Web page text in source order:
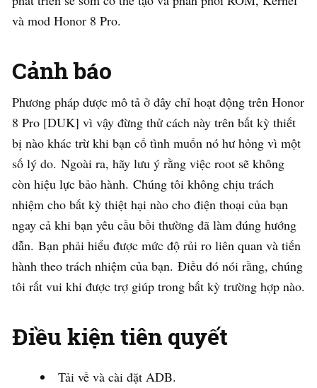
và mod Honor 8 Pro.
Cảnh báo
Phương pháp được mô tả ở đây chỉ hoạt động trên Honor
8 Pro [DUK] vì vậy đừng thử cách này trên bất kỳ thiết
bị nào khác trừ khi bạn cố tình muốn nó hư hỏng vì một
số lý do. Ngoài ra, hãy lưu ý rằng việc root sẽ không
còn hiệu lực bảo hành. Chúng tôi không chịu trách
nhiệm cho bất kỳ thiệt hại nào cho điện thoại của bạn
ngay cả khi bạn yêu cầu bồi thường đã làm đúng hướng
dẫn. Bạn phải hiểu được mức độ rủi ro liên quan và tiến
hành theo trách nhiệm của bạn. Điều đó nói rằng, chúng
tôi rất vui khi được trợ giúp trong bất kỳ trường hợp nào.
Điều kiện tiên quyết
Tải về và cài đặt ADB.